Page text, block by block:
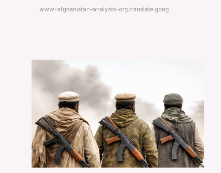
www-afghanistan–analysts-org.translate.goog